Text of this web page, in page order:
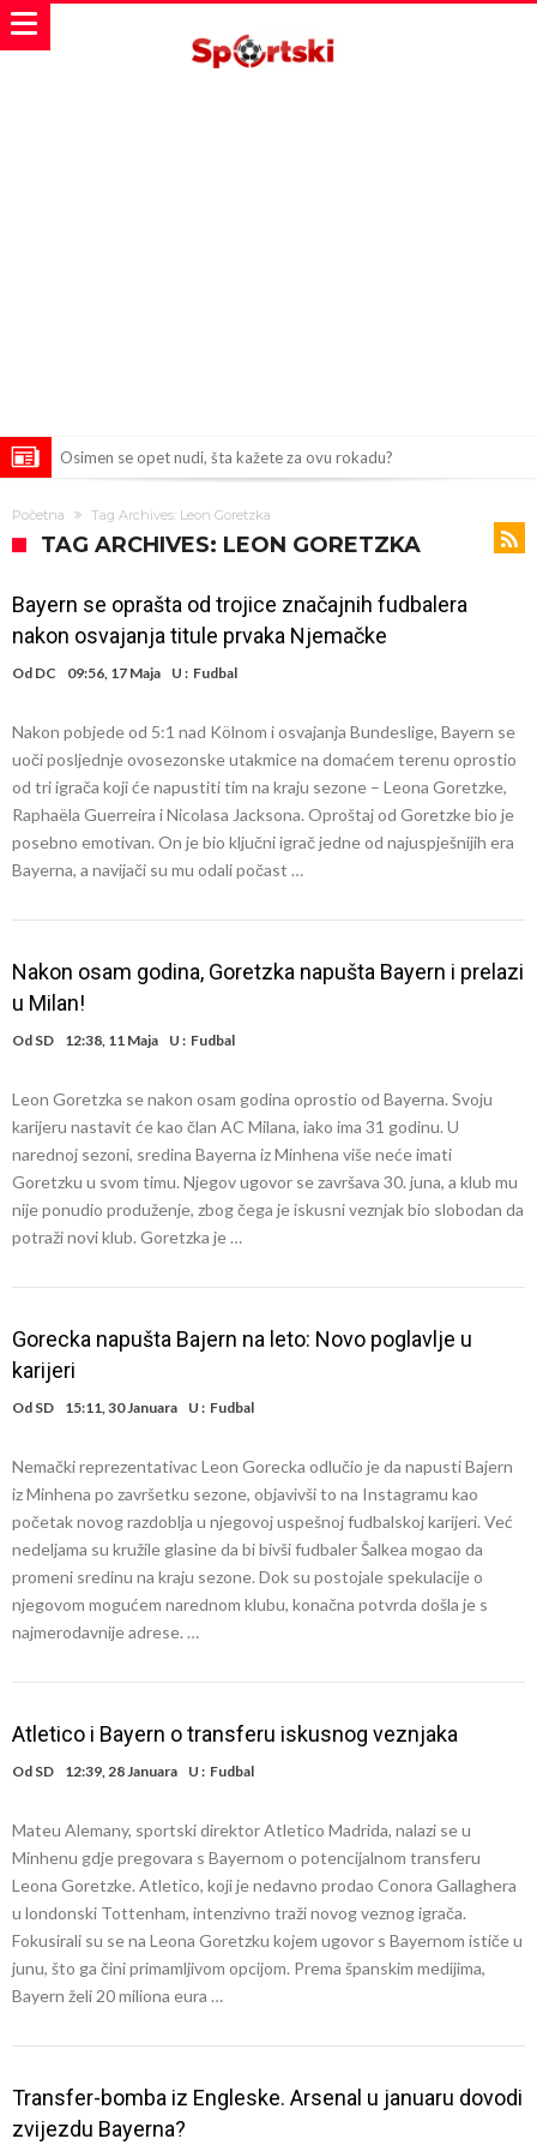
Osimen se opet nudi, šta kažete za ovu rokadu?
Sada je jasno zašto je došao: “Luda” klauzula iz Salahovog ugovora s
Ronaldo objavio slike iz garaže. “Moje igračke”
Dok Real čeka Vinisijusa, Perez upravo završio najskuplji transfer u
historiji!
Ćabi sastavlja kockice, lijevi bek iz Španije i golman iz Portugala za
strašni Čelsi?!
FIFA u velikom previranju! Infantino svojim potezom iznenadio
fudbalski svijet
Početna Tag Archives: Leon Goretzka
TAG ARCHIVES: LEON GORETZKA
Bayern se oprašta od trojice značajnih fudbalera
nakon osvajanja titule prvaka Njemačke
Od DC 09:56, 17 Maja U : Fudbal
Nakon pobjede od 5:1 nad Kölnom i osvajanja Bundeslige, Bayern se
uoči posljednje ovosezonske utakmice na domaćem terenu oprostio
od tri igrača koji će napustiti tim na kraju sezone – Leona Goretzke,
Raphaëla Guerreira i Nicolasa Jacksona. Oproštaj od Goretzke bio je
posebno emotivan. On je bio ključni igrač jedne od najuspješnijih era
Bayerna, a navijači su mu odali počast …
Nakon osam godina, Goretzka napušta Bayern i prelazi
u Milan!
Od SD 12:38, 11 Maja U : Fudbal
Leon Goretzka se nakon osam godina oprostio od Bayerna. Svoju
karijeru nastavit će kao član AC Milana, iako ima 31 godinu. U
narednoj sezoni, sredina Bayerna iz Minhena više neće imati
Goretzku u svom timu. Njegov ugovor se završava 30. juna, a klub mu
nije ponudio produženje, zbog čega je iskusni veznjak bio slobodan da
potraži novi klub. Goretzka je …
Gorecka napušta Bajern na leto: Novo poglavlje u
karijeri
Od SD 15:11, 30 Januara U : Fudbal
Nemački reprezentativac Leon Gorecka odlučio je da napusti Bajern
iz Minhena po završetku sezone, objavivši to na Instagramu kao
početak novog razdoblja u njegovoj uspešnoj fudbalskoj karijeri. Već
nedeljama su kružile glasine da bi bivši fudbaler Šalkea mogao da
promeni sredinu na kraju sezone. Dok su postojale spekulacije o
njegovom mogućem narednom klubu, konačna potvrda došla je s
najmerodavnije adrese. …
Atletico i Bayern o transferu iskusnog veznjaka
Od SD 12:39, 28 Januara U : Fudbal
Mateu Alemany, sportski direktor Atletico Madrida, nalazi se u
Minhenu gdje pregovara s Bayernom o potencijalnom transferu
Leona Goretzke. Atletico, koji je nedavno prodao Conora Gallaghera
u londonski Tottenham, intenzivno traži novog veznog igrača.
Fokusirali su se na Leona Goretzku kojem ugovor s Bayernom ističe u
junu, što ga čini primamljivom opcijom. Prema španskim medijima,
Bayern želi 20 miliona eura …
Transfer-bomba iz Engleske. Arsenal u januaru dovodi
zvijezdu Bayerna?